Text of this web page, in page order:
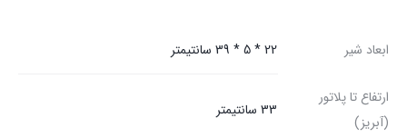
ابعاد شیر 22 * 5 * 39 سانتیمتر
ارتفاع تا پلاتور
(آبریز)
33 سانتیمتر